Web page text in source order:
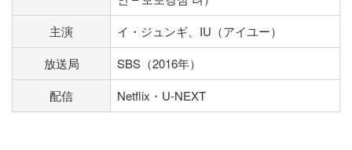
主演
イ・ジュンギ、IU（アイユー）
放送局
SBS（2016年）
配信
Netflix・U-NEXT